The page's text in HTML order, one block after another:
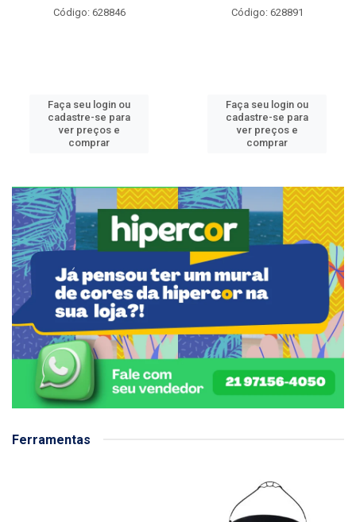
Código: 628846
Faça seu login ou
cadastre-se para
ver preços e
comprar
Código: 628891
Faça seu login ou
cadastre-se para
ver preços e
comprar
Ferramentas